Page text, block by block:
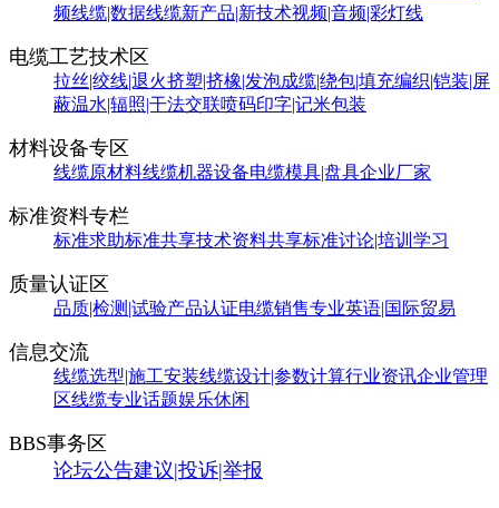
频线缆|数据线缆新产品|新技术视频|音频|彩灯线
电缆工艺技术区
拉丝|绞线|退火挤塑|挤橡|发泡成缆|绕包|填充编织|铠装|屏
蔽温水|辐照|干法交联喷码印字|记米包装
材料设备专区
线缆原材料线缆机器设备电缆模具|盘具企业厂家
标准资料专栏
标准求助标准共享技术资料共享标准讨论|培训学习
质量认证区
品质|检测|试验产品认证电缆销售专业英语|国际贸易
信息交流
线缆选型|施工安装线缆设计|参数计算行业资讯企业管理
区线缆专业话题娱乐休闲
BBS事务区
论坛公告建议|投诉|举报